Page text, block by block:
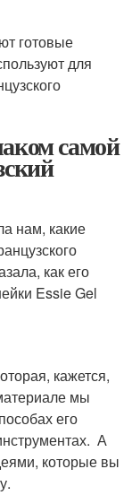
готовые
для
самой
нам, какие
как его
Essie Gel
кажется,
мы
его
А
которые вы